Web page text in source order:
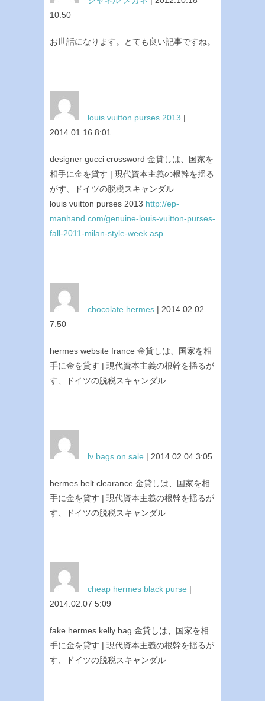
10:50
お世話になります。とても良い記事ですね。
louis vuitton purses 2013 |
2014.01.16 8:01
designer gucci crossword 金貸しは、国家を
相手に金を貸す | 現代資本主義の根幹を揺る
がす、ドイツの脱税スキャンダル
louis vuitton purses 2013 http://ep-
manhand.com/genuine-louis-vuitton-purses-
fall-2011-milan-style-week.asp
chocolate hermes | 2014.02.02
7:50
hermes website france 金貸しは、国家を相
手に金を貸す | 現代資本主義の根幹を揺るが
す、ドイツの脱税スキャンダル
lv bags on sale | 2014.02.04 3:05
hermes belt clearance 金貸しは、国家を相
手に金を貸す | 現代資本主義の根幹を揺るが
す、ドイツの脱税スキャンダル
cheap hermes black purse |
2014.02.07 5:09
fake hermes kelly bag 金貸しは、国家を相
手に金を貸す | 現代資本主義の根幹を揺るが
す、ドイツの脱税スキャンダル